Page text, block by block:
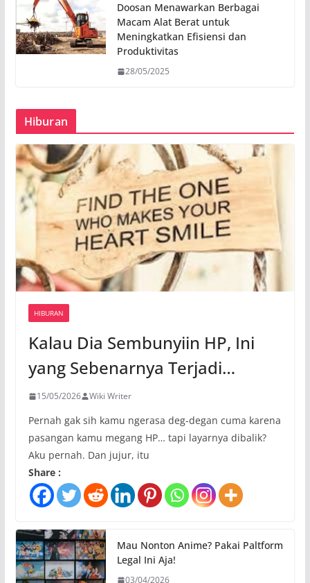
Doosan Menawarkan Berbagai
Macam Alat Berat untuk
Meningkatkan Efisiensi dan
Produktivitas
28/05/2025
Hiburan
HIBURAN
Kalau Dia Sembunyiin HP, Ini
yang Sebenarnya Terjadi…
15/05/2026 Wiki Writer
Pernah gak sih kamu ngerasa deg-degan cuma karena
pasangan kamu megang HP… tapi layarnya dibalik?
Aku pernah. Dan jujur, itu
Share :
Mau Nonton Anime? Pakai Paltform
Legal Ini Aja!
03/04/2026